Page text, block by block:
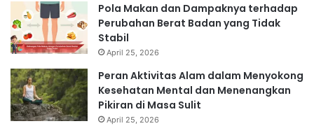
Pola Makan dan Dampaknya terhadap
Perubahan Berat Badan yang Tidak
Stabil
April 25, 2026
Peran Aktivitas Alam dalam Menyokong
Kesehatan Mental dan Menenangkan
Pikiran di Masa Sulit
April 25, 2026